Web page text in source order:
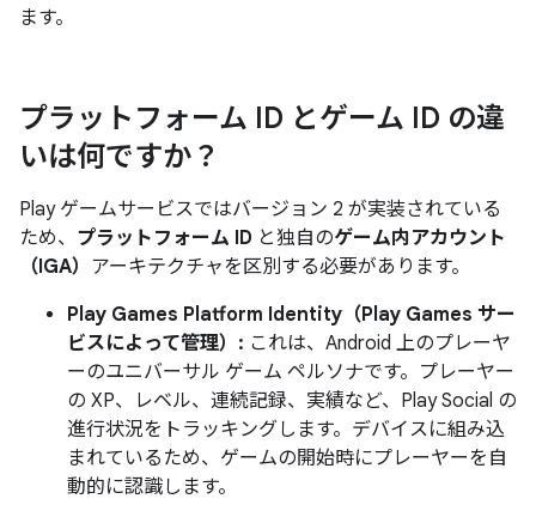
ます。
プラットフォーム ID とゲーム ID の違
いは何ですか？
Play ゲームサービスではバージョン 2 が実装されている
ため、 プラットフォーム ID と独自のゲーム内アカウント
（IGA） アーキテクチャを区別する必要があります。
Play Games Platform Identity（Play Games サー
ビスによって管理）: これは、Android 上のプレーヤ
ーのユニバーサル ゲーム ペルソナです。プレーヤー
の XP、レベル、連続記録、実績など、Play Social の
進行状況をトラッキングします。デバイスに組み込
まれているため、ゲームの開始時にプレーヤーを自
動的に認識します。